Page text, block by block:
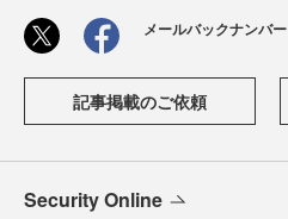
メールバックナンバー
記事掲載のご依頼
Security Online